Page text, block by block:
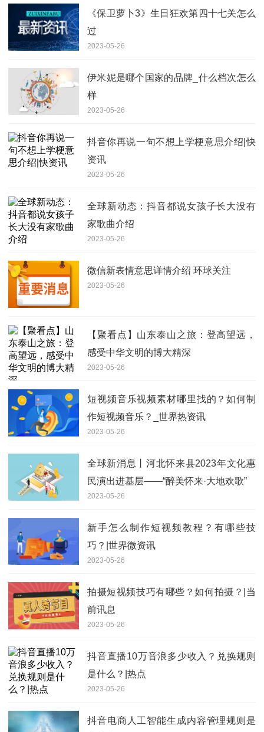
《保卫萝卜3》生日狂欢第四十七关怎么
过
2023-05-26
伊米妮是哪个国家的品牌_什么档次怎么
样
2023-05-26
抖音你再说一句不想上学梗意思介绍|快
资讯
2023-05-26
全球新动态：抖音都说女孩子长大没有
家歌曲介绍
2023-05-26
微信新表情意思详情介绍 环球关注
2023-05-26
【聚看点】山东泰山之旅：登高望远，
感受中华文明的博大精深
2023-05-26
短视频音乐视频素材哪里找的？如何制
作短视频音乐？_世界热资讯
2023-05-26
全球新消息丨河北怀来县2023年文化惠
民演出进基层——“醉美怀来·大地欢歌”
2023-05-26
新手怎么制作短视频教程？有哪些技
巧？|世界微资讯
2023-05-26
拍摄短视频技巧有哪些？如何拍摄？|当
前讯息
2023-05-26
抖音直播10万音浪多少收入？兑换规则
是什么？|热点
2023-05-26
抖音电商人工智能生成内容管理规则是